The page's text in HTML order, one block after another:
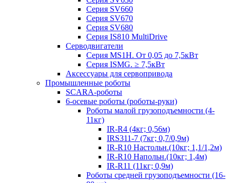
Серия SV660
Серия SV670
Серия SV680
Серия IS810 MultiDrive
Серводвигатели
Серия MS1H. От 0,05 до 7,5кВт
Серия ISMG. ≥ 7,5кВт
Аксессуары для сервопривода
Промышленные роботы
SCARA-роботы
6-осевые роботы (роботы-руки)
Роботы малой грузоподъемности (4-
11кг)
IR-R4 (4кг; 0,56м)
IRS311-7 (7кг; 0,7/0,9м)
IR-R10 Настольн.(10кг; 1,1/1,2м)
IR-R10 Напольн.(10кг; 1,4м)
IR-R11 (11кг; 0,9м)
Роботы средней грузоподъемности (16-